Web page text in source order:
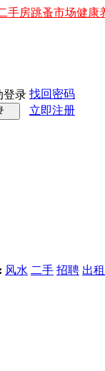
手房跳蚤市场健康
登录 找回密码
立即注册
风水 二手 招聘 出租